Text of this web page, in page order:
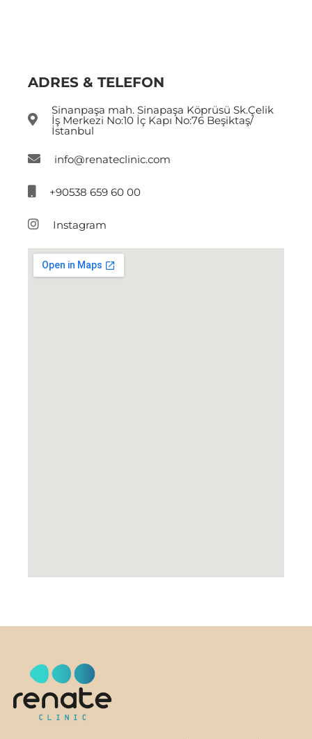
ADRES & TELEFON
Sinanpaşa mah. Sinapaşa Köprüsü Sk.Çelik
İş Merkezi No:10 İç Kapı No:76 Beşiktaş/
İstanbul
info@renateclinic.com
+90538 659 60 00
Instagram